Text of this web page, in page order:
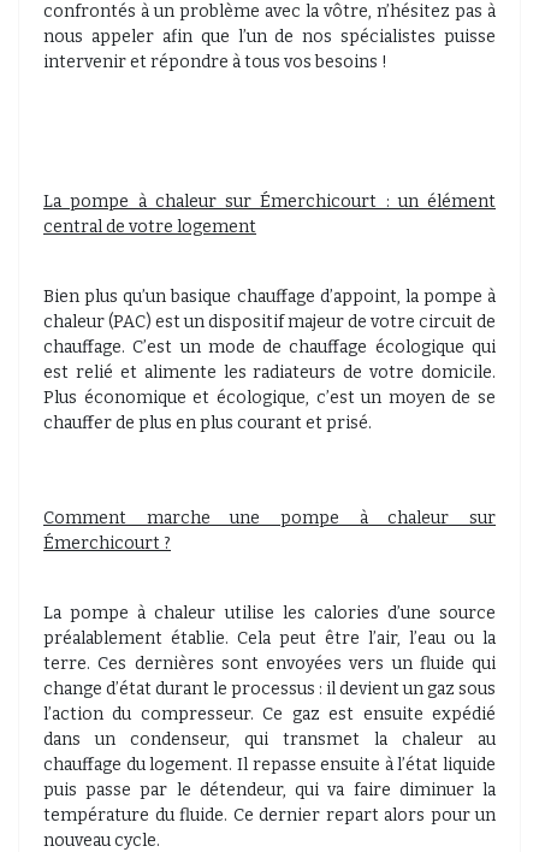
confrontés à un problème avec la vôtre, n’hésitez pas à
nous appeler afin que l’un de nos spécialistes puisse
intervenir et répondre à tous vos besoins !
La pompe à chaleur sur Émerchicourt : un élément
central de votre logement
Bien plus qu’un basique chauffage d’appoint, la pompe à
chaleur (PAC) est un dispositif majeur de votre circuit de
chauffage. C’est un mode de chauffage écologique qui
est relié et alimente les radiateurs de votre domicile.
Plus économique et écologique, c’est un moyen de se
chauffer de plus en plus courant et prisé.
Comment marche une pompe à chaleur sur
Émerchicourt ?
La pompe à chaleur utilise les calories d’une source
préalablement établie. Cela peut être l’air, l’eau ou la
terre. Ces dernières sont envoyées vers un fluide qui
change d’état durant le processus : il devient un gaz sous
l’action du compresseur. Ce gaz est ensuite expédié
dans un condenseur, qui transmet la chaleur au
chauffage du logement. Il repasse ensuite à l’état liquide
puis passe par le détendeur, qui va faire diminuer la
température du fluide. Ce dernier repart alors pour un
nouveau cycle.